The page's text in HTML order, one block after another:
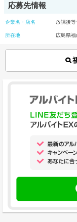
応募先情報
企業名・店名 放課後
所在地 広島県